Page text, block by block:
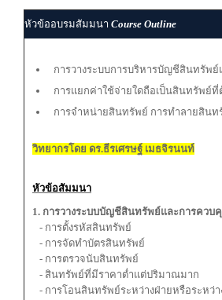
หัวข้ออบรมสัมมนา Course Outline
การวางระบบการบริหารบัญชีสินทรัพย์
การแยกค่าใช้จ่ายใดถือเป็นสินทรัพย์
การจำหน่ายสินทรัพย์ การทำลายสิน
วิทยากรโดย ดร.ธีรเศรษฐ์ เมธจิรนนท์
หัวข้อสัมมนา
1. การวางระบบบัญชีสินทรัพย์และการควบ
- การตั้งรหัสสินทรัพย์
- การจัดทำบัตรสินทรัพย์
- การตรวจนับสินทรัพย์
- สินทรัพย์ที่มีราคาตํ่าแต่ปริมาณมาก
- การโอนสินทรัพย์ระหว่างฝ่ายหรือระหว่